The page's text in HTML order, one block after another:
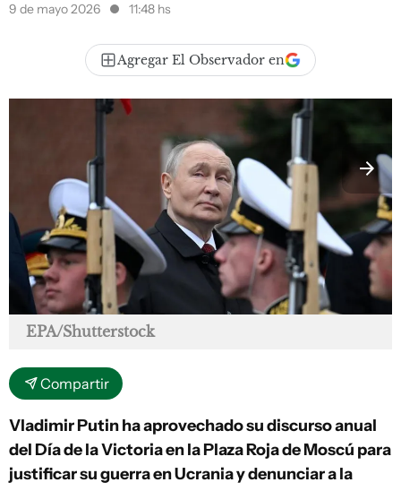
9 de mayo 2026 11:48 hs
Agregar El Observador en
EPA/Shutterstock
Compartir
Vladimir Putin ha aprovechado su discurso anual
del Día de la Victoria en la Plaza Roja de Moscú para
justificar su guerra en Ucrania y denunciar a la